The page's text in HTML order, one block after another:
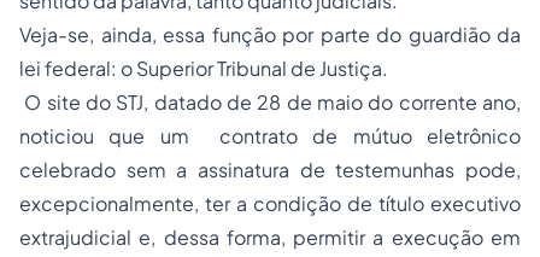
Veja-se, ainda, essa função por parte do guardião da
lei federal: o Superior Tribunal de Justiça.
O site do STJ, datado de 28 de maio do corrente ano,
noticiou que um contrato de mútuo eletrônico
celebrado sem a assinatura de testemunhas pode,
excepcionalmente, ter a condição de título executivo
extrajudicial e, dessa forma, permitir a execução em